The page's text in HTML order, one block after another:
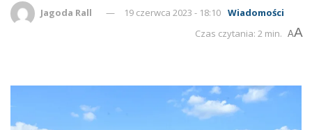
Jagoda Rall 19 czerwca 2023 - 18:10 Wiadomości
Czas czytania: 2 min. AA